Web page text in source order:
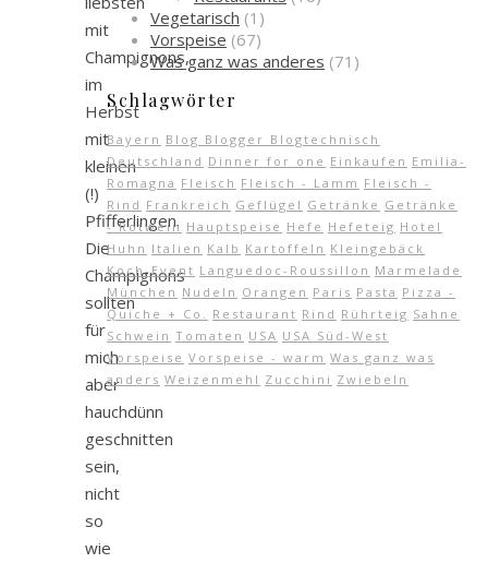
mit
Champignons,
im
Herbst
mit
kleinen
(!)
Pfifferlingen.
Die
Champignons
sollten
für
mich
aber
hauchdünn
geschnitten
sein,
nicht
so
wie
Vegetarisch (1)
Vorspeise (67)
Was ganz was anderes (71)
Schlagwörter
Bayern Blog Blogger Blogtechnisch
Deutschland Dinner for one Einkaufen Emilia-
Romagna Fleisch Fleisch - Lamm Fleisch -
Rind Frankreich Geflügel Getränke Getränke
- Rotwein Hauptspeise Hefe Hefeteig Hotel
Huhn Italien Kalb Kartoffeln Kleingebäck
Koch-Event Languedoc-Roussillon Marmelade
München Nudeln Orangen Paris Pasta Pizza -
Quiche + Co.
Restaurant Rind Rührteig Sahne
Schwein Tomaten USA USA Süd-West
Vorspeise Vorspeise - warm Was ganz was
anders Weizenmehl Zucchini Zwiebeln